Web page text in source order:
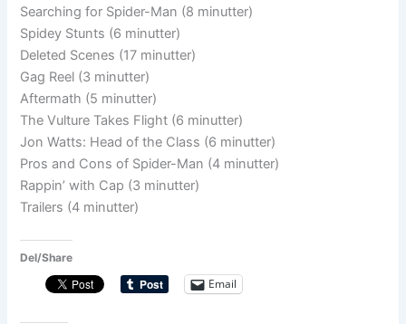
Searching for Spider-Man (8 minutter)
Spidey Stunts (6 minutter)
Deleted Scenes (17 minutter)
Gag Reel (3 minutter)
Aftermath (5 minutter)
The Vulture Takes Flight (6 minutter)
Jon Watts: Head of the Class (6 minutter)
Pros and Cons of Spider-Man (4 minutter)
Rappin’ with Cap (3 minutter)
Trailers (4 minutter)
Del/Share
Email